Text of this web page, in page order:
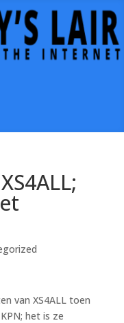
van XS4ALL toen
het is ze